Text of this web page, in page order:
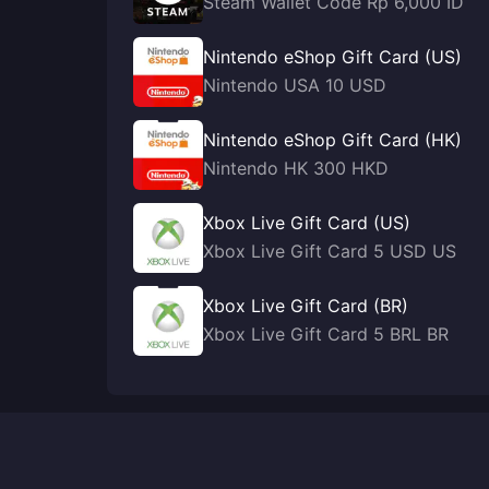
Nintendo eShop Gift Card (US)
Nintendo USA 10 USD
Nintendo eShop Gift Card (HK)
Nintendo HK 300 HKD
Xbox Live Gift Card (US)
Xbox Live Gift Card 5 USD US
Xbox Live Gift Card (BR)
Xbox Live Gift Card 5 BRL BR